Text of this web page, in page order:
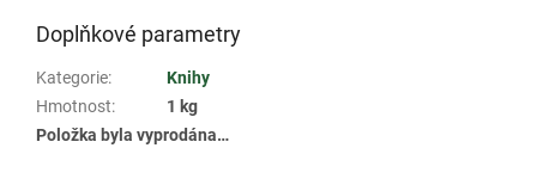
Doplňkové parametry
Kategorie:
Knihy
Hmotnost:
1 kg
Položka byla vyprodána…